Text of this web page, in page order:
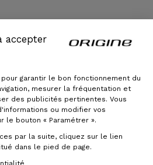
accepter
garantir le bon fonctionnement du
mesurer la fréquentation et
des publicités pertinentes. Vous
ou modifier vos
le bouton « Paramétrer ».
par la suite, cliquez sur le lien
dans le pied de page.
Cycles